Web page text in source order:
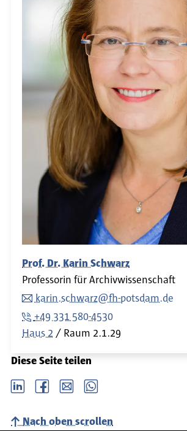
Prof. Dr. Karin Schwarz
Professorin für Archivwissenschaft
karin.schwarz@fh-potsdam.de
+49 331 580-4530
Haus 2
Raum 2.1.29
Diese Seite teilen
LinkedIn Facebook email Whatsapp
Nach oben scrollen